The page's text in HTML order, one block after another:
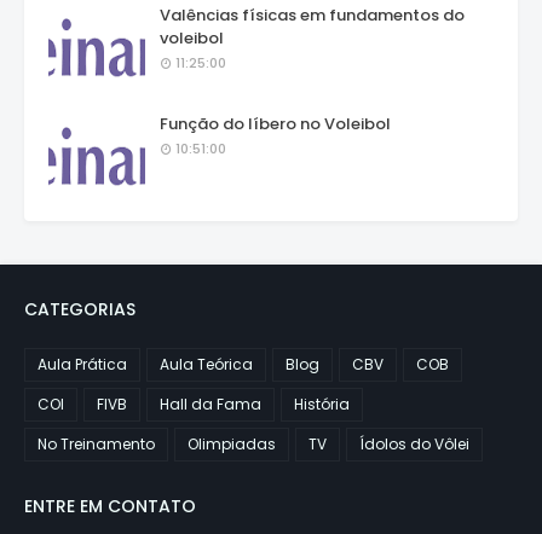
Valências físicas em fundamentos do
voleibol
11:25:00
Função do líbero no Voleibol
10:51:00
CATEGORIAS
Aula Prática Aula Teórica Blog CBV
COB
COI
FIVB Hall da Fama
História
No Treinamento
Olimpiadas TV Ídolos do Vôlei
ENTRE EM CONTATO